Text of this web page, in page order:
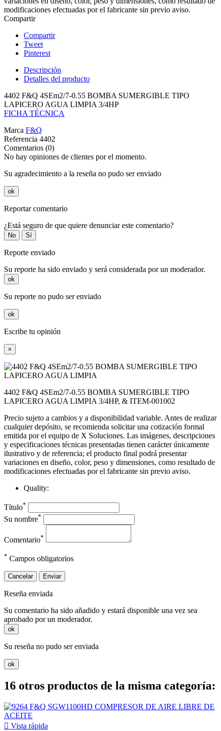
modificaciones efectuadas por el fabricante sin previo aviso.
Compartir
Compartir
Tweet
Pinterest
Descripción
Detalles del producto
4402 F&Q 4SEm2/7-0.55 BOMBA SUMERGIBLE TIPO
LAPICERO AGUA LIMPIA 3/4HP
FICHA TÉCNICA
Marca F&Q
Referencia 4402
Comentarios (0)
No hay opiniones de clientes por el momento.
Su agradecimiento a la reseña no pudo ser enviado
ok
Reportar comentario
¿Está seguro de que quiere denunciar este comentario?
No Sí
Reporte enviado
Su reporte ha sido enviado y será considerada por un moderador.
ok
Su reporte no pudo ser enviado
ok
Escribe tu opinión
×
4402 F&Q 4SEm2/7-0.55 BOMBA SUMERGIBLE TIPO
LAPICERO AGUA LIMPIA 3/4HP, & ITEM-001002
Precio sujeto a cambios y a disponibilidad variable. Antes de realizar
cualquier depósito, se recomienda solicitar una cotización formal
emitida por el equipo de X Soluciones. Las imágenes, descripciones
y especificaciones técnicas presentadas tienen carácter únicamente
ilustrativo y de referencia; el producto final podrá presentar
variaciones en diseño, color, peso y dimensiones, como resultado de
modificaciones efectuadas por el fabricante sin previo aviso.
Quality:
Título*
Su nombre*
Comentario*
* Campos obligatorios
Cancelar Enviar
Reseña enviada
Su comentario ha sido añadido y estará disponible una vez sea
aprobado por un moderador.
ok
Su reseña no pudo ser enviada
ok
16 otros productos de la misma categoría:
 Vista rápida